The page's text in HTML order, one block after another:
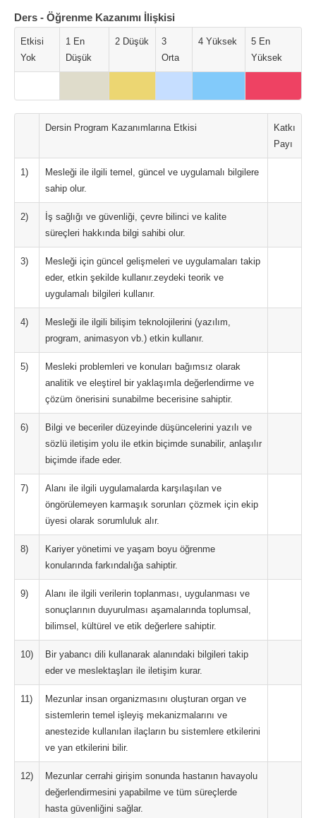
Ders - Öğrenme Kazanımı İlişkisi
Etkisi
Yok
1 En
Düşük
2 Düşük
3
Orta
4 Yüksek
5 En
Yüksek
Dersin Program Kazanımlarına Etkisi
Katkı
Payı
1)
Mesleği ile ilgili temel, güncel ve uygulamalı bilgilere
sahip olur.
2)
İş sağlığı ve güvenliği, çevre bilinci ve kalite
süreçleri hakkında bilgi sahibi olur.
3)
Mesleği için güncel gelişmeleri ve uygulamaları takip
eder, etkin şekilde kullanır.zeydeki teorik ve
uygulamalı bilgileri kullanır.
4)
Mesleği ile ilgili bilişim teknolojilerini (yazılım,
program, animasyon vb.) etkin kullanır.
5)
Mesleki problemleri ve konuları bağımsız olarak
analitik ve eleştirel bir yaklaşımla değerlendirme ve
çözüm önerisini sunabilme becerisine sahiptir.
6)
Bilgi ve beceriler düzeyinde düşüncelerini yazılı ve
sözlü iletişim yolu ile etkin biçimde sunabilir, anlaşılır
biçimde ifade eder.
7)
Alanı ile ilgili uygulamalarda karşılaşılan ve
öngörülemeyen karmaşık sorunları çözmek için ekip
üyesi olarak sorumluluk alır.
8)
Kariyer yönetimi ve yaşam boyu öğrenme
konularında farkındalığa sahiptir.
9)
Alanı ile ilgili verilerin toplanması, uygulanması ve
sonuçlarının duyurulması aşamalarında toplumsal,
bilimsel, kültürel ve etik değerlere sahiptir.
10)
Bir yabancı dili kullanarak alanındaki bilgileri takip
eder ve meslektaşları ile iletişim kurar.
11)
Mezunlar insan organizmasını oluşturan organ ve
sistemlerin temel işleyiş mekanizmalarını ve
anestezide kullanılan ilaçların bu sistemlere etkilerini
ve yan etkilerini bilir.
12)
Mezunlar cerrahi girişim sonunda hastanın havayolu
değerlendirmesini yapabilme ve tüm süreçlerde
hasta güvenliğini sağlar.